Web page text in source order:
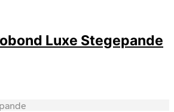
Luxe Stegepande